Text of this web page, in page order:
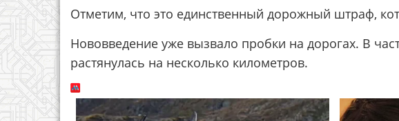
Отметим, что это единственный дорожный штраф,
Нововведение уже вызвало пробки на дорогах. В
растянулась на несколько километров.